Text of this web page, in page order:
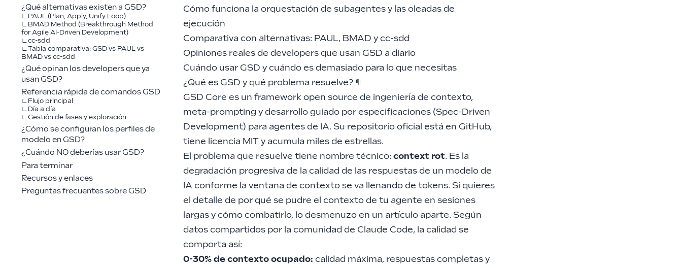
¿Qué alternativas existen a GSD?
PAUL (Plan, Apply, Unify Loop)
BMAD Method (Breakthrough Method
for Agile AI-Driven Development)
cc-sdd
Tabla comparativa: GSD vs PAUL vs
BMAD vs cc-sdd
¿Qué opinan los developers que ya
usan GSD?
Referencia rápida de comandos GSD
Flujo principal
Día a día
Gestión de fases y exploración
¿Cómo se configuran los perfiles de
modelo en GSD?
¿Cuándo NO deberías usar GSD?
Para terminar
Recursos y enlaces
Preguntas frecuentes sobre GSD
Cómo funciona la orquestación de subagentes y las oleadas de
ejecución
Comparativa con alternativas: PAUL, BMAD y cc-sdd
Opiniones reales de developers que usan GSD a diario
Cuándo usar GSD y cuándo es demasiado para lo que necesitas
¿Qué es GSD y qué problema resuelve? ¶
GSD Core es un framework open source de ingeniería de contexto,
meta-prompting ydesarrollo guiado por especificaciones (Spec-Driven
Development) para agentes de IA. Su repositorio oficial está en GitHub,
tiene licencia MIT y acumula miles de estrellas.
El problema que resuelve tiene nombre técnico:context rot. Es la
degradación progresiva de la calidad de las respuestas de un modelo de
IA conforme la ventana de contexto se va llenando de tokens. Si quieres
el detalle de por qué se pudre el contexto de tu agente en sesiones
largas y cómo combatirlo, lo desmenuzo en un artículo aparte. Según
datos compartidos por la comunidad de Claude Code, la calidad se
comporta así:
0-30% de contexto ocupado: calidad máxima, respuestas completas y